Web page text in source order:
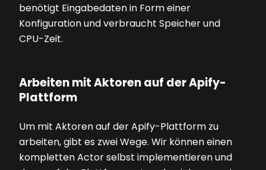
benötigt Eingabedaten in Form einer
Konfiguration und verbraucht Speicher und
CPU-Zeit.
Arbeiten mit Aktoren auf der Apify-
Plattform
Um mit Aktoren auf der Apify-Plattform zu
arbeiten, gibt es zwei Wege. Wir können einen
kompletten Actor selbst implementieren und